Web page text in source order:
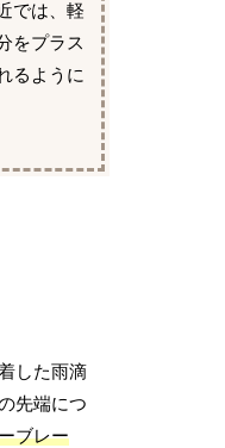
では、軽
をプラス
るように
した雨滴
先端につ
ブレー